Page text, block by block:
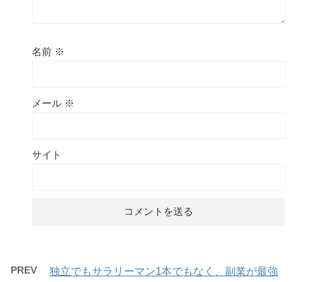
名前 ※
メール ※
サイト
PREV 独立でもサラリーマン1本でもなく、副業が最強